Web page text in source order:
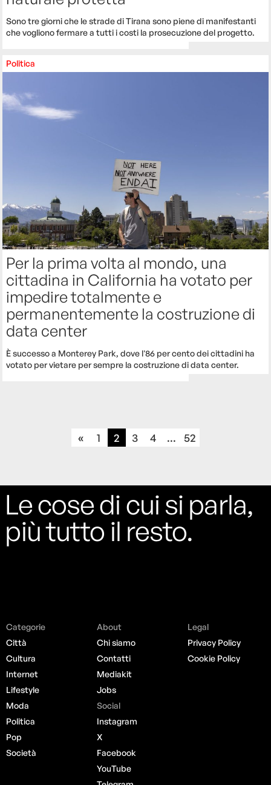
Sono tre giorni che le strade di Tirana sono piene di manifestanti
che vogliono fermare a tutti i costi la prosecuzione del progetto.
Politica
Per la prima volta al mondo, una
cittadina in California ha votato per
impedire totalmente e
permanentemente la costruzione di
data center
È successo a Monterey Park, dove l'86 per cento dei cittadini ha
votato per vietare per sempre la costruzione di data center.
« 1 2 3 4 ... 52
Le cose di cui si parla,
più tutto il resto.
Categorie
Città
Cultura
Internet
Lifestyle
Moda
Politica
Pop
Società
About
Chi siamo
Contatti
Mediakit
Jobs
Social
Instagram
X
Facebook
YouTube
Legal
Privacy Policy
Cookie Policy